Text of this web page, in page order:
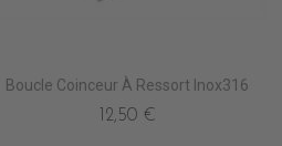
Boucle Coinceur À Ressort Inox316
12,50 €